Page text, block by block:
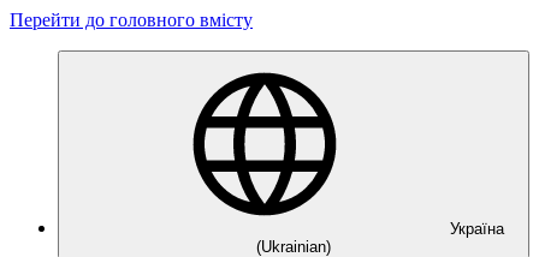
Перейти до головного вмісту
Україна
(Ukrainian)